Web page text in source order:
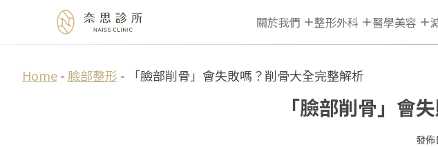
關於我們 整形外科 醫學美容
Home- 臉部整形 - 「臉部削骨」會失敗嗎？削骨大全完整解析
「臉部削骨」會